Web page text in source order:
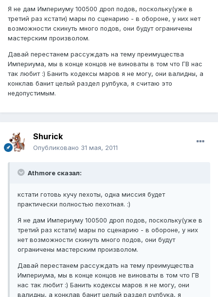
Я не дам Империуму 100500 дроп подов, поскольку(уже в
третий раз кстати) мары по сценарию - в обороне, у них нет
возможности скинуть много подов, они будут ограничены
мастерским произволом.
Давай перестанем рассуждать на тему преимущества
Империума, мы в конце концов не виноваты в том что ГВ нас
так любит :) Банить кодексы маров я не могу, они валидны, а
конклав банит целый раздел рулбука, я считаю это
недопустимым.
Shurick
Опубликовано 31 мая, 2011
Athmore сказал:
кстати готовь кучу пехоты, одна миссия будет
практически полностью пехотная. :)
Я не дам Империуму 100500 дроп подов, поскольку(уже в
третий раз кстати) мары по сценарию - в обороне, у них
нет возможности скинуть много подов, они будут
ограничены мастерским произволом.
Давай перестанем рассуждать на тему преимущества
Империума, мы в конце концов не виноваты в том что ГВ
нас так любит :) Банить кодексы маров я не могу, они
валидны, а конклав банит целый раздел рулбука, я